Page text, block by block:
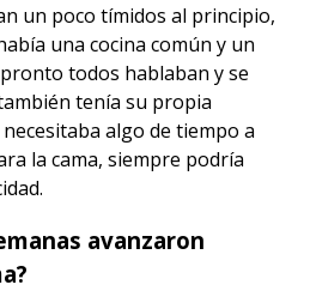
un poco tímidos al principio,
una cocina común y un
todos hablaban y se
tenía su propia
algo de tiempo a
la cama, siempre podría
avanzaron